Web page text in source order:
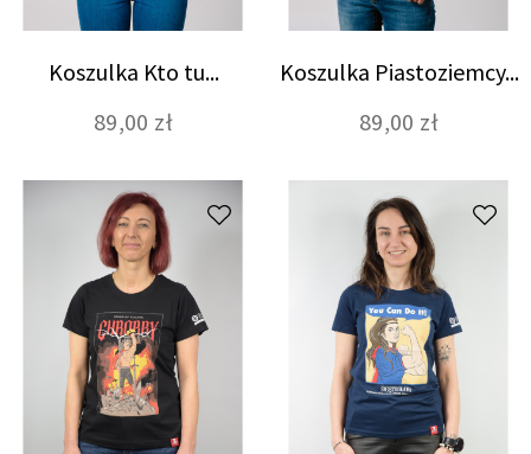
Koszulka Kto tu...
89,00 zł
Koszulka Piastoziemcy...
89,00 zł